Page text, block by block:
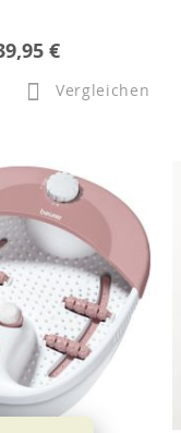
€
Vergleichen